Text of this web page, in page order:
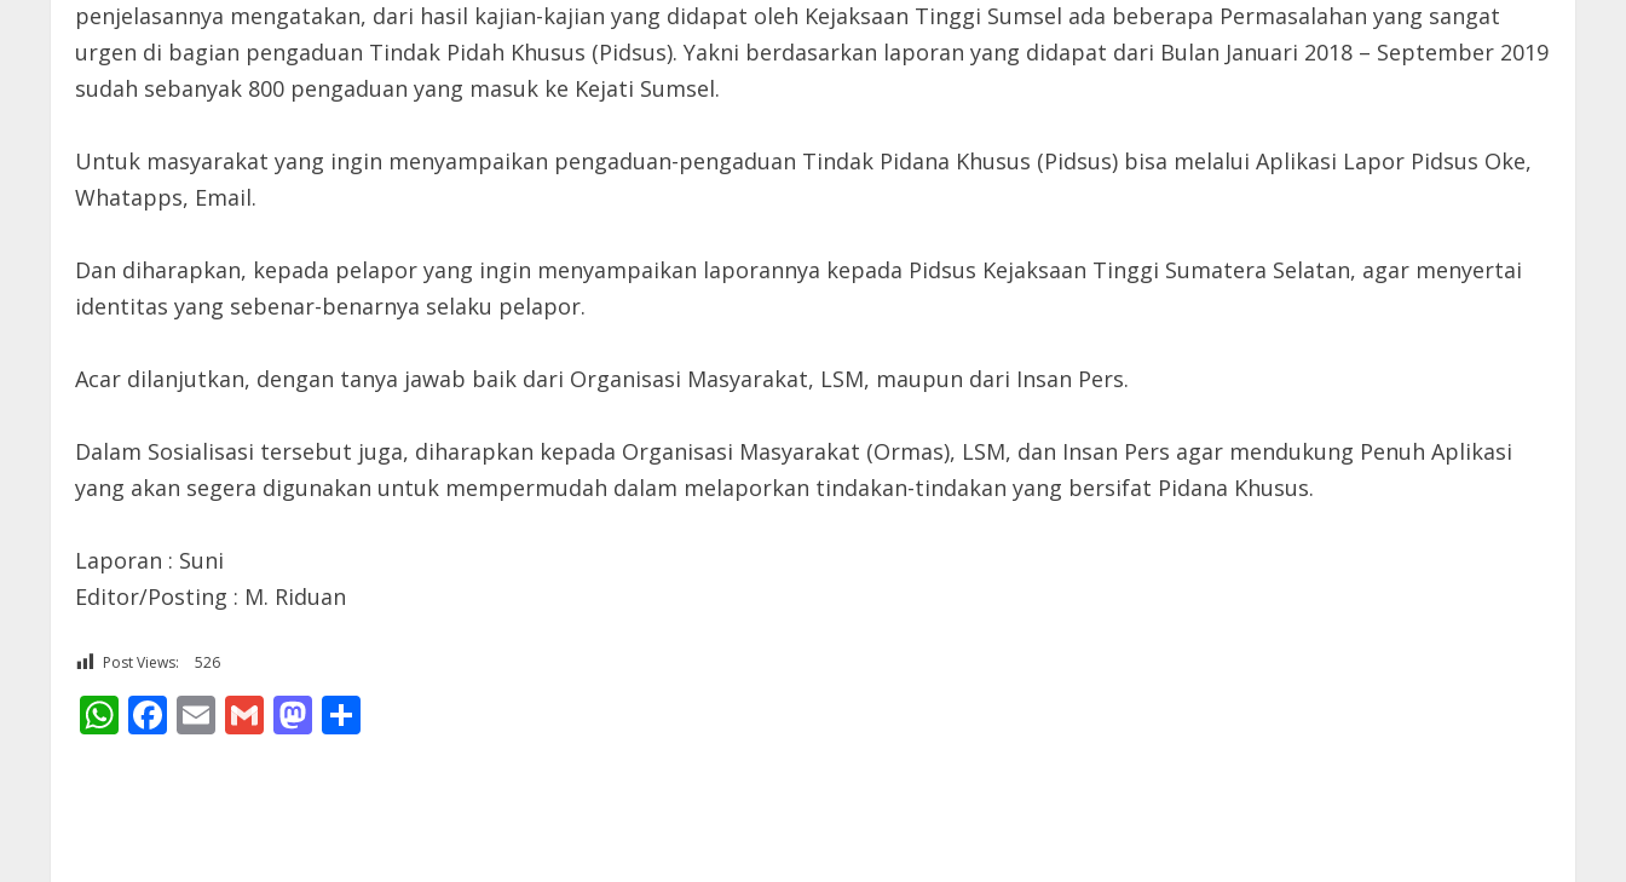
penjelasannya mengatakan, dari hasil kajian-kajian yang didapat oleh Kejaksaan Tinggi Sumsel ada beberapa Permasalahan yang sangat
urgen di bagian pengaduan Tindak Pidah Khusus (Pidsus). Yakni berdasarkan laporan yang didapat dari Bulan Januari 2018 – September 2019
sudah sebanyak 800 pengaduan yang masuk ke Kejati Sumsel.
Untuk masyarakat yang ingin menyampaikan pengaduan-pengaduan Tindak Pidana Khusus (Pidsus) bisa melalui Aplikasi Lapor Pidsus Oke,
Whatapps, Email.
Dan diharapkan, kepada pelapor yang ingin menyampaikan laporannya kepada Pidsus Kejaksaan Tinggi Sumatera Selatan, agar menyertai
identitas yang sebenar-benarnya selaku pelapor.
Acar dilanjutkan, dengan tanya jawab baik dari Organisasi Masyarakat, LSM, maupun dari Insan Pers.
Dalam Sosialisasi tersebut juga, diharapkan kepada Organisasi Masyarakat (Ormas), LSM, dan Insan Pers agar mendukung Penuh Aplikasi
yang akan segera digunakan untuk mempermudah dalam melaporkan tindakan-tindakan yang bersifat Pidana Khusus.
Laporan : Suni
Editor/Posting : M. Riduan
Post Views: 526
WhatsApp
Facebook
EmailGmailMastodon